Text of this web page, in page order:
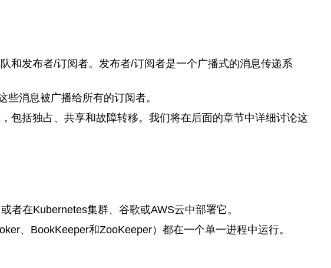
和发布者/订阅者。发布者/订阅者是一个广播式的消息传递系
消息被广播给所有的订阅者。
包括独占、共享和故障转移。我们将在后面的章节中详细讨论这
者在Kubernetes集群、谷歌或AWS云中部署它。
、BookKeeper和ZooKeeper）都在一个单一进程中运行。